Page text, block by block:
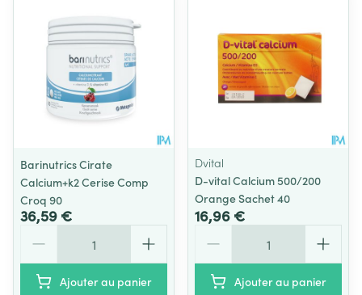
Barinutrics Cirate
Calcium+k2 Cerise Comp
Croq 90
36,59 €
Ajouter au panier
Dvital
D-vital Calcium 500/200
Orange Sachet 40
16,96 €
Ajouter au panier